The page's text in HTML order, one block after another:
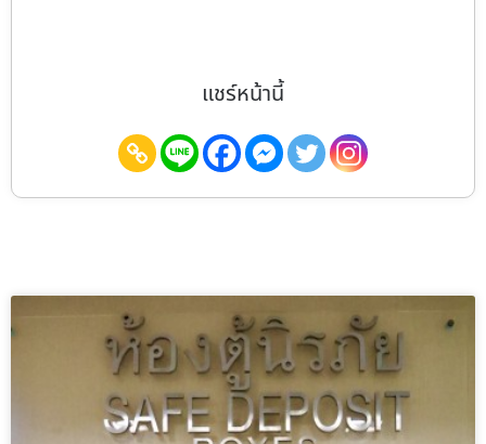
แชร์หน้านี้